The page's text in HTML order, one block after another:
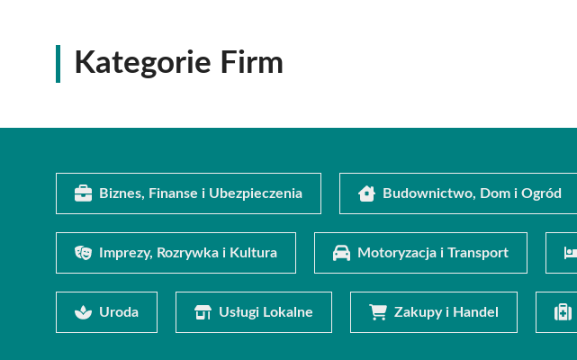
Kategorie Firm
Biznes, Finanse i Ubezpieczenia Budownictwo, Dom i Ogród
Imprezy, Rozrywka i Kultura Motoryzacja i Transport
Uroda Usługi Lokalne Zakupy i Handel